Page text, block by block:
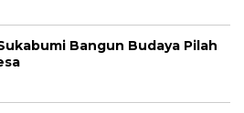
Bangun Budaya Pilah